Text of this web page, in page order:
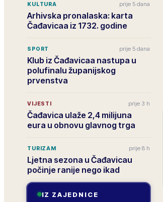
KULTURA prije 5 dana
Arhivska pronalaska: karta
Čađavicaa iz 1732. godine
SPORT prije 5 dana
Klub iz Čađavicaa nastupa u
polufinalu županijskog
prvenstva
VIJESTI prije 3 h
Čađavica ulaže 2,4 milijuna
eura u obnovu glavnog trga
TURIZAM prije 8 h
Ljetna sezona u Čađavicau
počinje ranije nego ikad
IZ ZAJEDNICE